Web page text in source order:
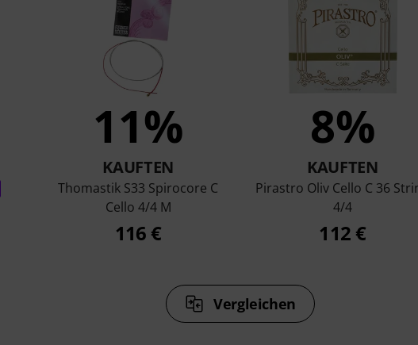
11%
KAUFTEN
Thomastik S33 Spirocore C
Cello 4/4 M
116 €
8%
KAUFTEN
Pirastro Oliv Cello C 36
4/4
112 €
Vergleichen